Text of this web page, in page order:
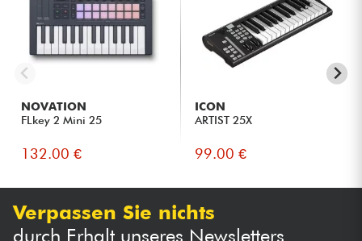
NOVATION
FLkey 2 Mini 25
132.00 €
ICON
ARTIST 25X
99.00 €
Verpassen Sie nichts
durch Erhalt unseres Newsletters